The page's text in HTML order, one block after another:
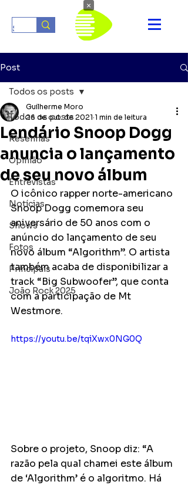
Post
Todos os posts
Resenhas
Opinião
Entrevistas
Notícias
Shows
Fotos
Principais
João Rock 2025
Todos os posts
Lendário Snoop Dogg
anuncia o lançamento
de seu novo álbum
Guilherme Moro
26 de out. de 2021 1 min de leitura
O icônico rapper norte-americano
Snoop Dogg comemora seu
aniversário de 50 anos com o
anúncio do lançamento de seu
novo álbum “Algorithm”. O artista
também acaba de disponibilizar a
track “Big Subwoofer”, que conta
com a participação de Mt
Westmore.
https://youtu.be/tqiXwx0NG0Q
Sobre o projeto, Snoop diz: “A
razão pela qual chamei este álbum
de ‘Algorithm’ é o algoritmo. Há
×